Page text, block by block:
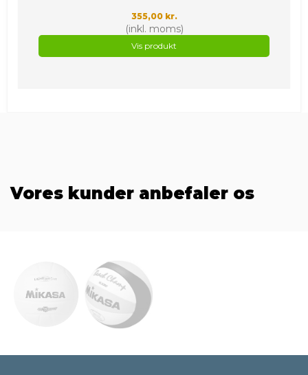
355,00 kr.
(inkl. moms)
Vis produkt
Vores kunder anbefaler os